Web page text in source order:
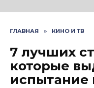
ГЛАВНАЯ » КИНО И ТВ
7 лучших
которые
испытание